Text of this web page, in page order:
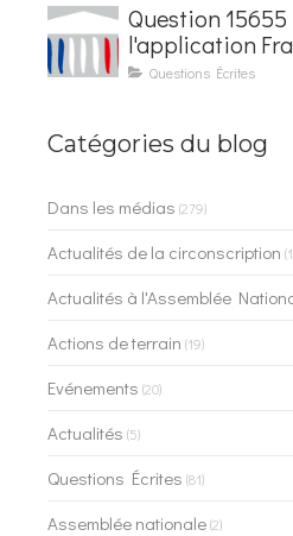
Question
l'application
les contrôles du
Questions Écrites
Catégories du blog
Dans les médias (279)
Actualités de la circonscription
Actualités à l'Assemblée
Actions de terrain (19)
Evénements (20)
Actualités (5)
Questions Écrites (81)
Assemblée nationale(2)